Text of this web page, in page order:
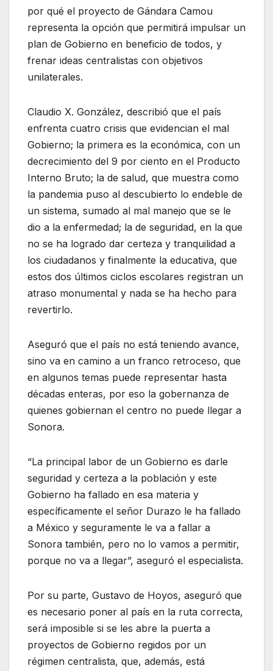
por qué el proyecto de Gándara Camou
representa la opción que permitirá impulsar un
plan de Gobierno en beneficio de todos, y
frenar ideas centralistas con objetivos
unilaterales.
Claudio X. González, describió que el país
enfrenta cuatro crisis que evidencian el mal
Gobierno; la primera es la económica, con un
decrecimiento del 9 por ciento en el Producto
Interno Bruto; la de salud, que muestra como
la pandemia puso al descubierto lo endeble de
un sistema, sumado al mal manejo que se le
dio a la enfermedad; la de seguridad, en la que
no se ha logrado dar certeza y tranquilidad a
los ciudadanos y finalmente la educativa, que
estos dos últimos ciclos escolares registran un
atraso monumental y nada se ha hecho para
revertirlo.
Aseguró que el país no está teniendo avance,
sino va en camino a un franco retroceso, que
en algunos temas puede representar hasta
décadas enteras, por eso la gobernanza de
quienes gobiernan el centro no puede llegar a
Sonora.
“La principal labor de un Gobierno es darle
seguridad y certeza a la población y este
Gobierno ha fallado en esa materia y
específicamente el señor Durazo le ha fallado
a México y seguramente le va a fallar a
Sonora también, pero no lo vamos a permitir,
porque no va a llegar”, aseguró el especialista.
Por su parte, Gustavo de Hoyos, aseguró que
es necesario poner al país en la ruta correcta,
será imposible si se les abre la puerta a
proyectos de Gobierno regidos por un
régimen centralista, que, además, está